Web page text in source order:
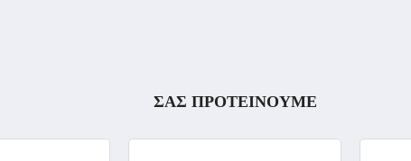
ΣΑΣ ΠΡΟΤΕΙΝΟΥΜΕ